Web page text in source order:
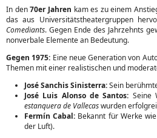
In den70er Jahren kam es zu einem
das aus Universitätstheatergruppen
Comediants. Gegen Ende des Jahrzehnts
nonverbale Elemente an Bedeutung.
Gegen 1975: Eine neue Generation von
Themen mit einer realistischen und
José Sanchis Sinisterra:Sein
José Luis Alonso de Santos: Seine
estanquera de Vallecaswurden
Fermín Cabal: Bekannt für Werke
der Luft).